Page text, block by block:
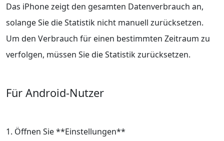
Das iPhone zeigt den gesamten Datenverbrauch an,
solange Sie die Statistik nicht manuell zurücksetzen.
Um den Verbrauch für einen bestimmten Zeitraum zu
verfolgen, müssen Sie die Statistik zurücksetzen.
Für Android-Nutzer
1. Öffnen Sie **Einstellungen**